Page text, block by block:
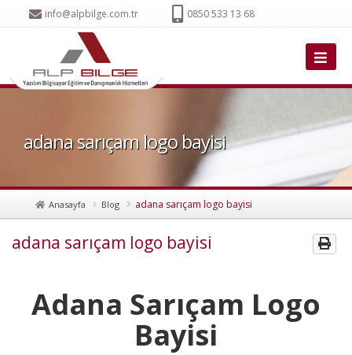
info@alpbilge.com.tr 0850 533 13 68
adana sarıçam logo bayisi
Anasayfa Blog adana sarıçam logo bayisi
adana sarıçam logo bayisi
Adana Sarıçam Logo
Bayisi